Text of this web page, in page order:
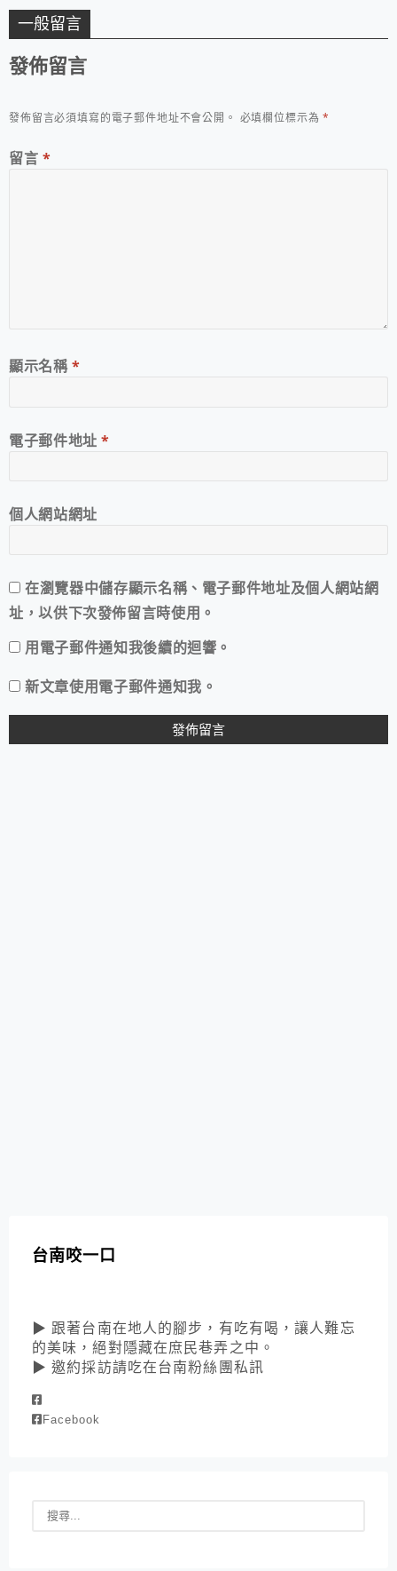
一般留言
發佈留言
發佈留言必須填寫的電子郵件地址不會公開。 必填欄位標示為*
留言 *
顯示名稱*
電子郵件地址*
個人網站網址
在瀏覽器中儲存顯示名稱、電子郵件地址及個人網站網
址，以供下次發佈留言時使用。
用電子郵件通知我後續的迴響。
新文章使用電子郵件通知我。
台南咬一口
▶ 跟著台南在地人的腳步，有吃有喝，讓人難忘
的美味，絕對隱藏在庶民巷弄之中。
▶ 邀約採訪請吃在台南粉絲團私訊
Facebook